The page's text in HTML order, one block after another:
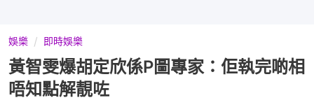
娛樂 即時娛樂
黃智雯爆胡定欣係P圖專家：佢執完啲相
唔知點解靚咗